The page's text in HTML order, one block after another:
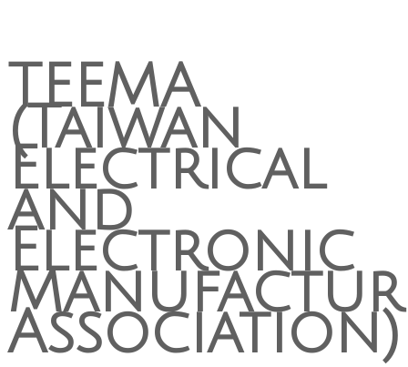
TEEMA
(Taiwan
Electrical
and
Electronic
Association)